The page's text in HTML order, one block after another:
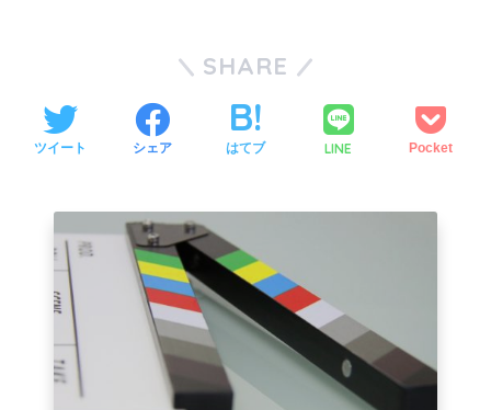
SHARE
ツイート シェア はてブ LINE Pocket